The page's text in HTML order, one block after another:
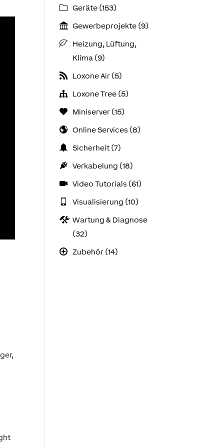
Geräte (153)
Gewerbeprojekte (9)
Heizung, Lüftung,
Klima (9)
Loxone Air (5)
Loxone Tree (5)
Miniserver (15)
Online Services (8)
Sicherheit (7)
Verkabelung (18)
Video Tutorials (61)
Visualisierung (10)
Wartung & Diagnose
(32)
Zubehör (14)